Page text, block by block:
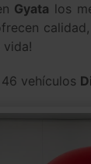
Gyata los
vehículos